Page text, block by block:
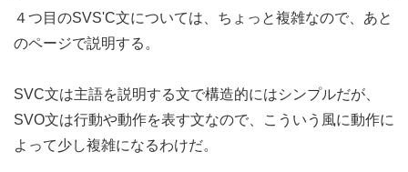
４つ目のSVS'C文については、ちょっと複雑なので、あと
のページで説明する。
SVC文は主語を説明する文で構造的にはシンプルだが、
SVO文は行動や動作を表す文なので、こういう風に動作に
よって少し複雑になるわけだ。